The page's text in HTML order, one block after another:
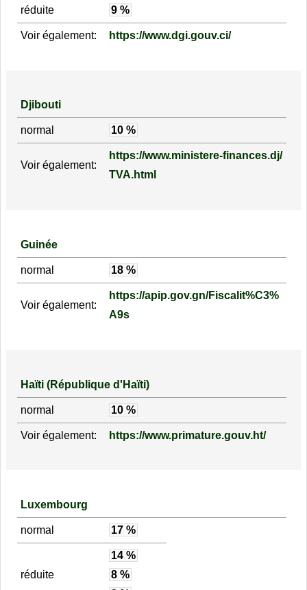
réduite 9 %
Voir également: https://www.dgi.gouv.ci/
Djibouti
normal 10 %
Voir également:
https://www.ministere-finances.dj/
TVA.html
Guinée
normal 18 %
Voir également:
https://apip.gov.gn/Fiscalit%C3%
A9s
Haïti (République d'Haïti)
normal 10 %
Voir également: https://www.primature.gouv.ht/
Luxembourg
normal 17 %
réduite
14 %
8 %